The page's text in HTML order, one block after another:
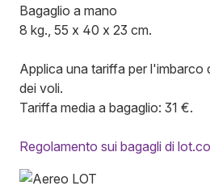
Bagaglio a mano
8 kg., 55 x 40 x 23 cm.
Applica una tariffa per l'imbarco
dei voli.
Tariffa media a bagaglio: 31 €.
Regolamento sui bagagli di